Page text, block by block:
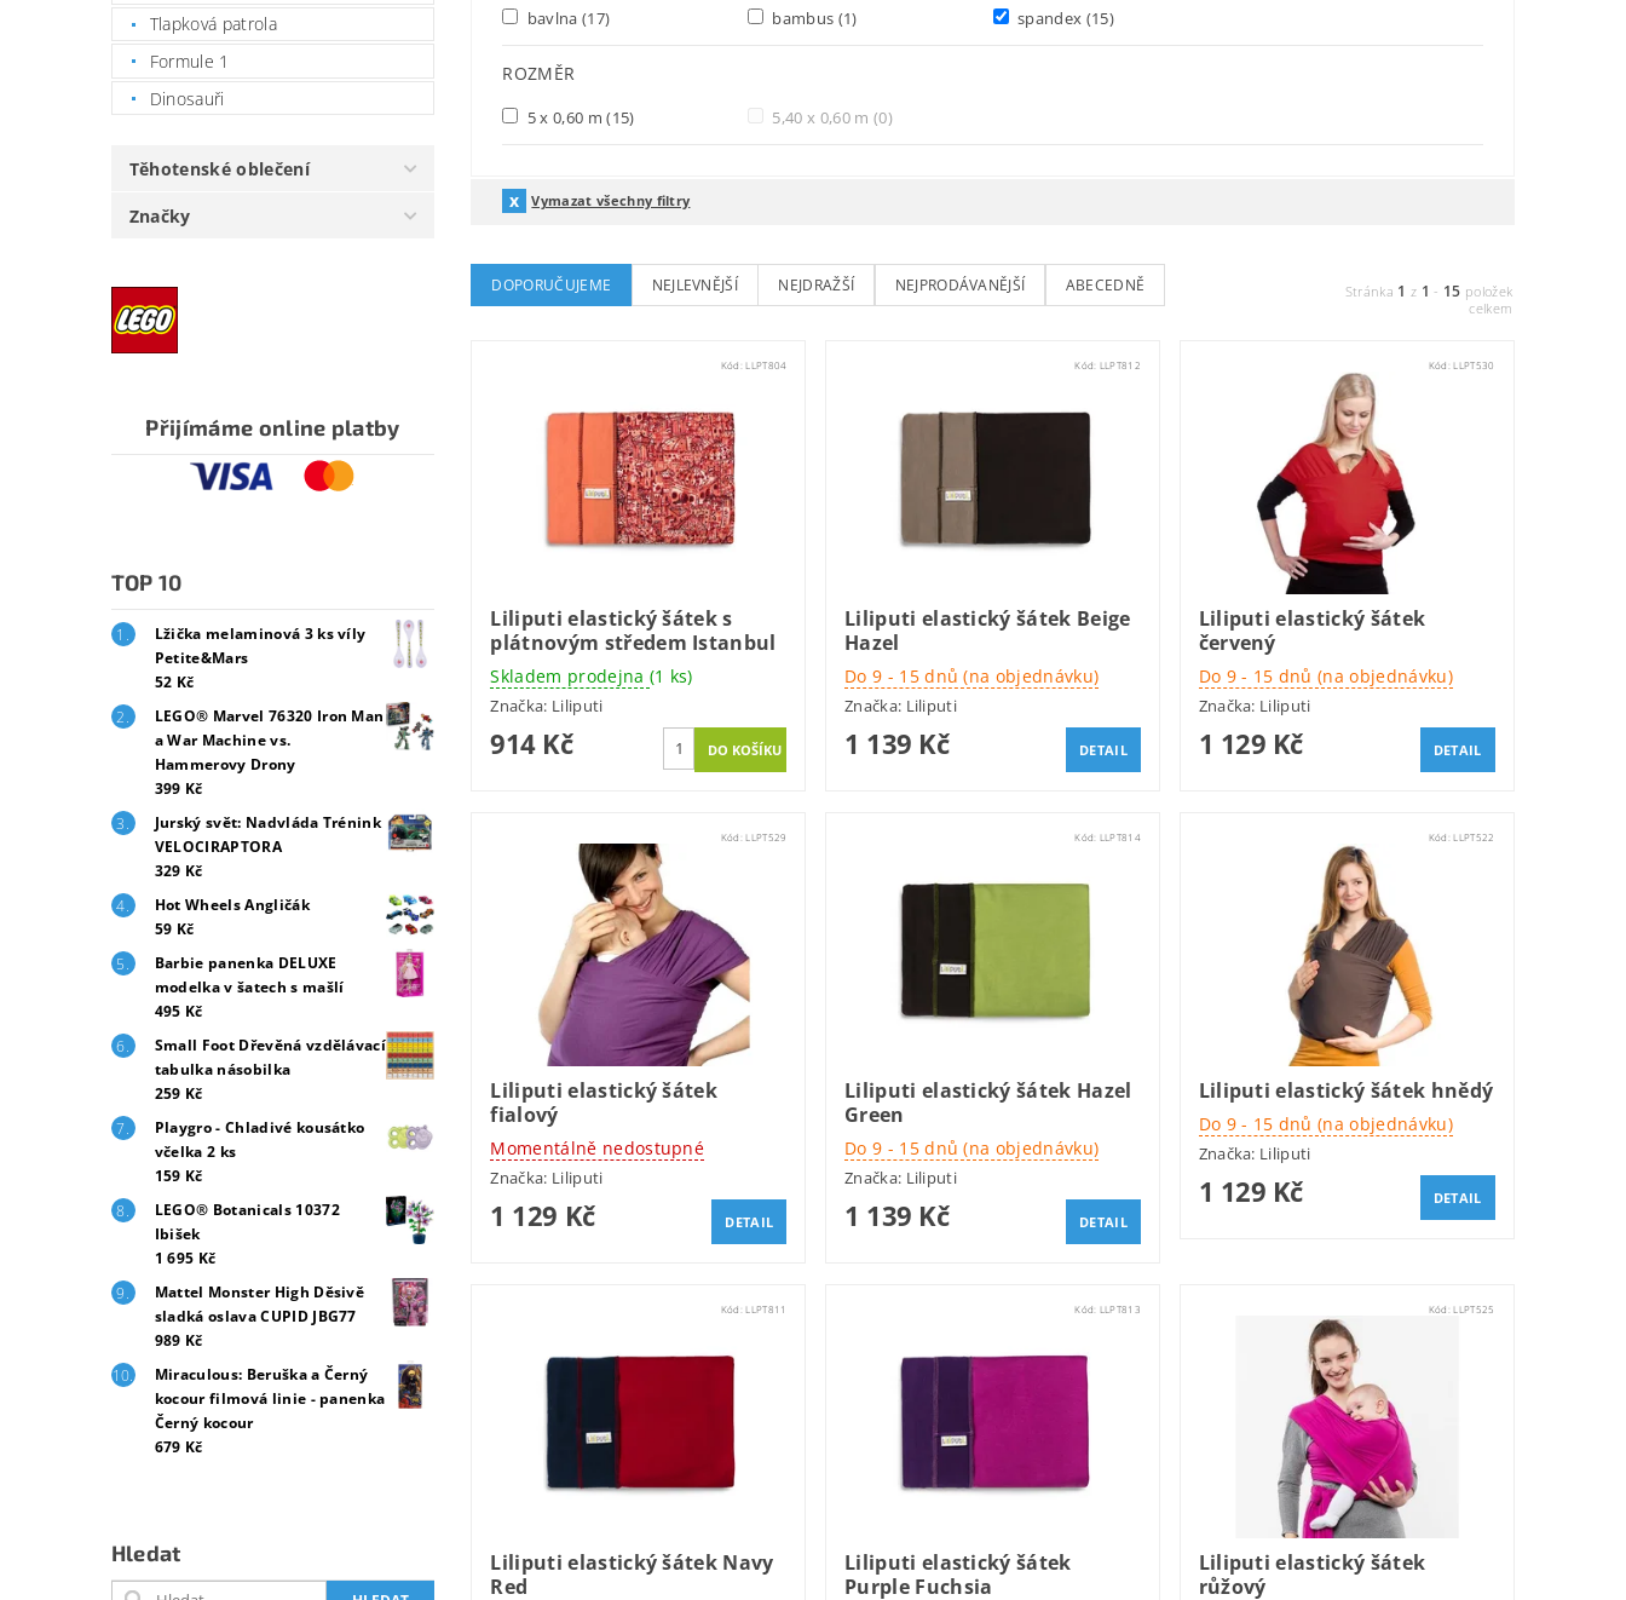
Tlapková patrola
Formule 1
Dinosauři
Těhotenské oblečení
Značky
Přijímáme online platby
TOP 10
Lžička melaminová 3 ks víly
Petite&Mars
52 Kč
LEGO® Marvel 76320 Iron Man
a War Machine vs.
Hammerovy Drony
399 Kč
Jurský svět: Nadvláda Trénink
VELOCIRAPTORA
329 Kč
Hot Wheels Angličák
59 Kč
Barbie panenka DELUXE
modelka v šatech s mašlí
495 Kč
Small Foot Dřevěná vzdělávací
tabulka násobilka
259 Kč
Playgro - Chladivé kousátko
včelka 2 ks
159 Kč
LEGO® Botanicals 10372
Ibišek
1 695 Kč
Mattel Monster High Děsivě
sladká oslava CUPID JBG77
989 Kč
Miraculous: Beruška a Černý
kocour filmová linie - panenka
Černý kocour
679 Kč
Hledat
bavlna (17) bambus (1) spandex (15)
ROZMĚR
5 x 0,60 m(15) 5,40 x 0,60 m (0)
Vymazat všechny filtry
DOPORUČUJEME NEJLEVNĚJŠÍ NEJDRAŽŠÍ NEJPRODÁVANĚJŠÍ ABECEDNĚ Stránka 1 z 1 - 15 položek
celkem
Kód:LLPT804
Liliputi elastický šátek s
plátnovým středem Istanbul
Skladem prodejna (1 ks)
Značka: Liliputi
914 Kč
Kód: LLPT812
Liliputi elastický šátek Beige
Hazel
Do 9 - 15 dnů (na objednávku)
Značka: Liliputi
1 139 Kč DETAIL
Kód:LLPT530
Liliputi elastický šátek
červený
Do 9 - 15 dnů (na objednávku)
Značka: Liliputi
1 129 Kč DETAIL
Kód:LLPT529
Liliputi elastický šátek
fialový
Momentálně nedostupné
Značka: Liliputi
1 129 Kč DETAIL
Kód: LLPT814
Liliputi elastický šátek Hazel
Green
Do 9 - 15 dnů (na objednávku)
Značka: Liliputi
1 139 Kč DETAIL
Kód:LLPT522
Liliputi elastický šátek hnědý
Do 9 - 15 dnů (na objednávku)
Značka: Liliputi
1 129 Kč DETAIL
Kód:LLPT811
Liliputi elastický šátek Navy
Red
Kód: LLPT813
Liliputi elastický šátek
Purple Fuchsia
Kód:LLPT525
Liliputi elastický šátek
růžový